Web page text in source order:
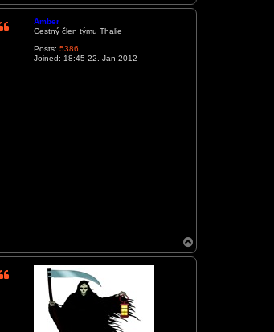
o
p
Amber
Čestný člen týmu Thalie
Posts: 5386
Joined: 18:45 22. Jan 2012
o
p